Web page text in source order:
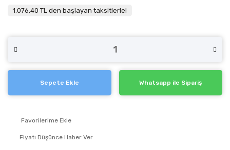
1.076,40 TL den başlayan taksitlerle!
Sepete Ekle Whatsapp ile Sipariş
Fiyatı Düşünce Haber Ver